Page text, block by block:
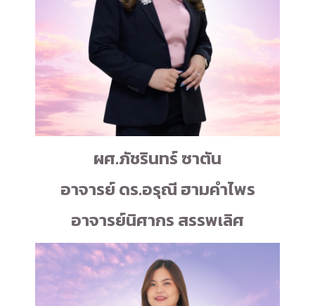
ผศ.ภัชรินทร์ ซาตัน
อาจารย์ ดร.อรุณี ฮามคำไพร
อาจารย์นิศากร สรรพเลิศ